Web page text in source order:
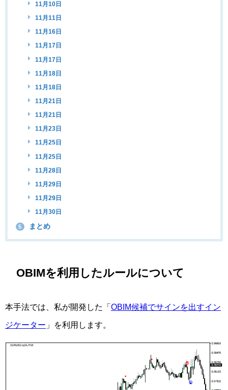
11月10日
11月11日
11月16日
11月17日
11月17日
11月18日
11月18日
11月21日
11月21日
11月23日
11月25日
11月25日
11月28日
11月29日
11月29日
11月30日
5 まとめ
OBIMを利用したルールについて
本手法では、私が開発した「 OBIM候補でサインを出すイン
ジケーター 」を利用します。